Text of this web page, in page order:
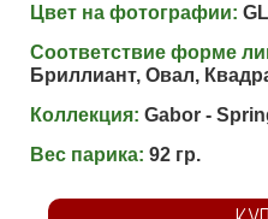
Цвет на фотографии:
Соответствие форме
Бриллиант, Овал,
Коллекция: Gabor -
Вес парика: 92 гр.